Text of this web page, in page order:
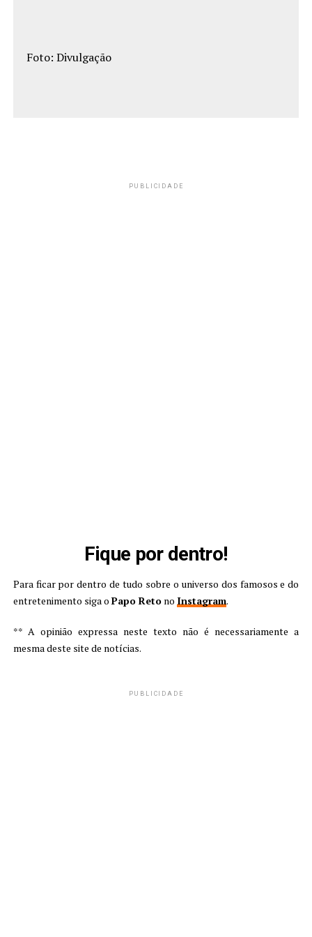
Foto: Divulgação
PUBLICIDADE
Fique por dentro!
Para ficar por dentro de tudo sobre o universo dos famosos e do
entretenimento siga o Papo Retono Instagram.
** A opinião expressa neste texto não é necessariamente a
mesma deste site de notícias.
PUBLICIDADE